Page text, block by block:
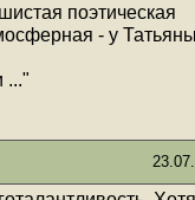
поэтическая
- у
..."